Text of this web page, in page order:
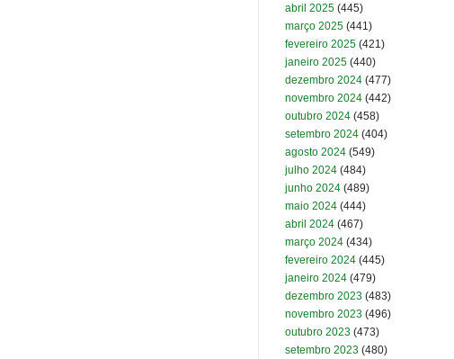
abril 2025 (445)
março 2025 (441)
fevereiro 2025 (421)
janeiro 2025 (440)
dezembro 2024 (477)
novembro 2024 (442)
outubro 2024 (458)
setembro 2024 (404)
agosto 2024 (549)
julho 2024 (484)
junho 2024 (489)
maio 2024 (444)
abril 2024 (467)
março 2024 (434)
fevereiro 2024 (445)
janeiro 2024 (479)
dezembro 2023 (483)
novembro 2023 (496)
outubro 2023 (473)
setembro 2023 (480)